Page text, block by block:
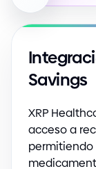
Savings
XRP
acceso a
permitiendo